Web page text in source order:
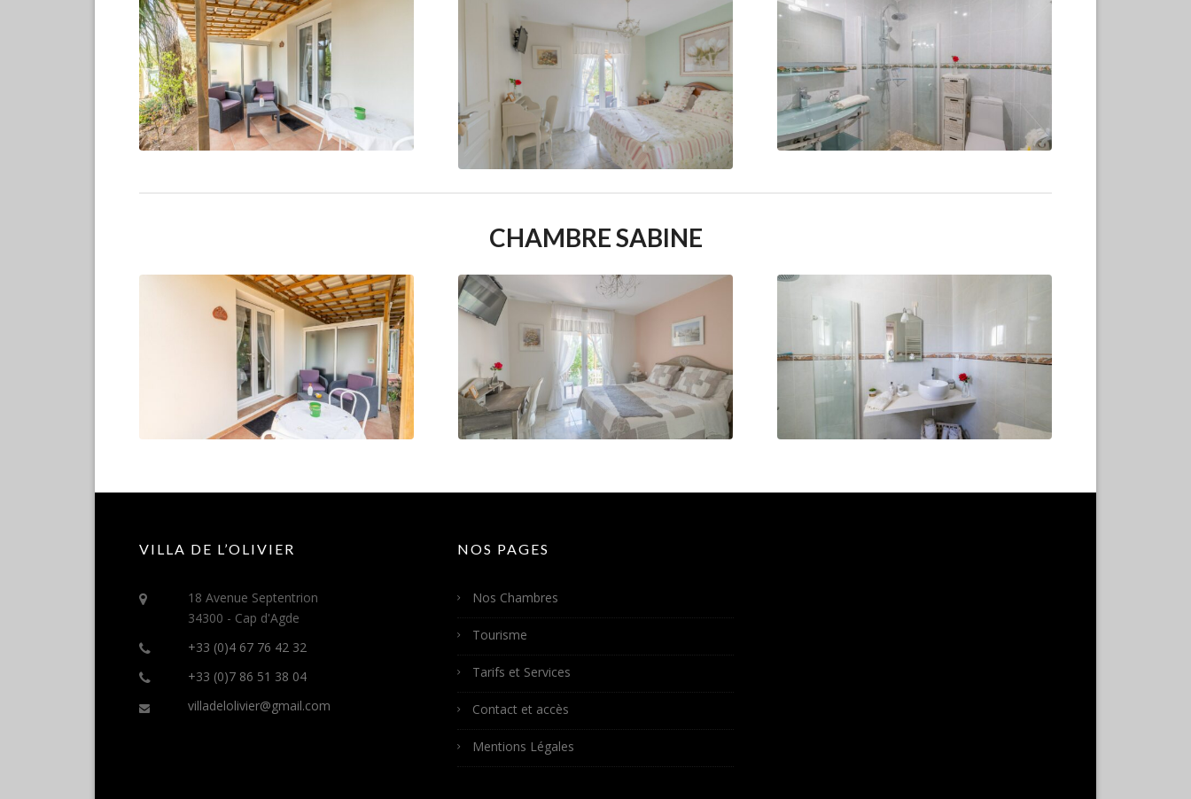
CHAMBRE SABINE
VILLA DE L’OLIVIER
18 Avenue Septentrion
34300 - Cap d'Agde
+33 (0)4 67 76 42 32
+33 (0)7 86 51 38 04
villadelolivier@gmail.com
NOS PAGES
Nos Chambres
Tourisme
Tarifs et Services
Contact et accès
Mentions Légales